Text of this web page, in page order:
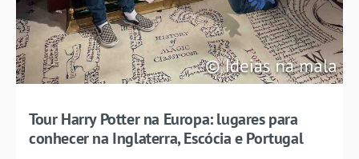
Tour Harry Potter na Europa: lugares para
conhecer na Inglaterra, Escócia e Portugal